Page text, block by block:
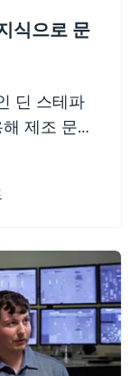
식으로 문
딘 스테파
제조 문제